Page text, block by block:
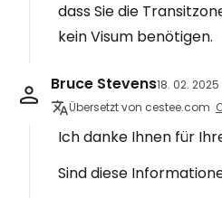
dass Sie die
kein Visum benötigen.
Bruce Stevens18. 02. 2025
Übersetzt von cestee.com
Ich danke Ihnen für
Sind diese